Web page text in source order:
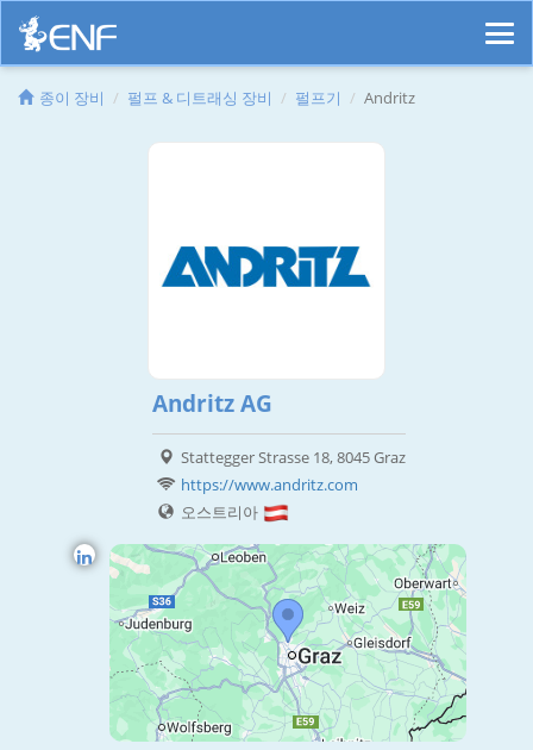
종이 장비 펄프 & 디트래싱 장비 펄프기 Andritz
Andritz AG
Stattegger Strasse 18, 8045 Graz
https://www.andritz.com
오스트리아